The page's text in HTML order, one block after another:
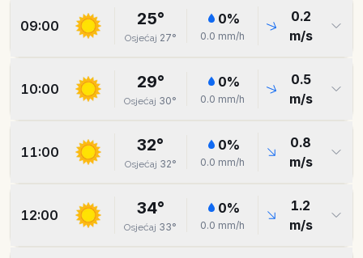
09:00 25°
Osjećaj 27°
0%
0.0 mm/h
0.2
m/s
10:00 29°
Osjećaj 30°
0%
0.0 mm/h
0.5
m/s
11:00 32°
Osjećaj 32°
0%
0.0 mm/h
0.8
m/s
12:00 34°
Osjećaj 33°
0%
0.0 mm/h
1.2
m/s